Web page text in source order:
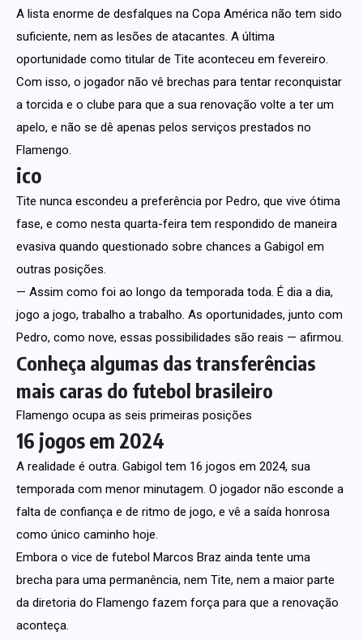
A lista enorme de desfalques na Copa América não tem sido
suficiente, nem as lesões de atacantes. A última
oportunidade como titular de Tite aconteceu em fevereiro.
Com isso, o jogador não vê brechas para tentar reconquistar
a torcida e o clube para que a sua renovação volte a ter um
apelo, e não se dê apenas pelos serviços prestados no
Flamengo.
ico
Tite nunca escondeu a preferência por Pedro, que vive ótima
fase, e como nesta quarta-feira tem respondido de maneira
evasiva quando questionado sobre chances a Gabigol em
outras posições.
— Assim como foi ao longo da temporada toda. É dia a dia,
jogo a jogo, trabalho a trabalho. As oportunidades, junto com
Pedro, como nove, essas possibilidades são reais — afirmou.
Conheça algumas das transferências
mais caras do futebol brasileiro
Flamengo ocupa as seis primeiras posições
16 jogos em 2024
A realidade é outra. Gabigol tem 16 jogos em 2024, sua
temporada com menor minutagem. O jogador não esconde a
falta de confiança e de ritmo de jogo, e vê a saída honrosa
como único caminho hoje.
Embora o vice de futebol Marcos Braz ainda tente uma
brecha para uma permanência, nem Tite, nem a maior parte
da diretoria do Flamengo fazem força para que a renovação
aconteça.